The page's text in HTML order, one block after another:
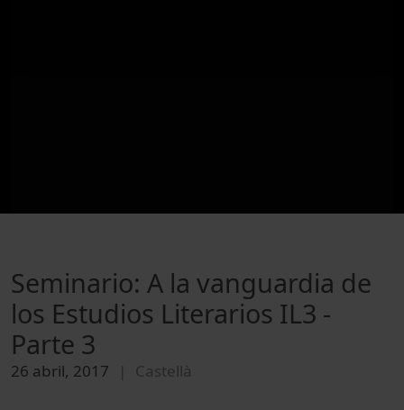
Seminario: A la vanguardia de
los Estudios Literarios IL3 -
Parte 3
26 abril, 2017 Castellà